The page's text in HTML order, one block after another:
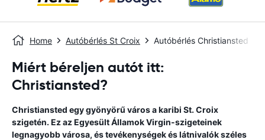
Home Autóbérlés St Croix Autóbérlés Christiansted
Miért béreljen autót itt:
Christiansted?
Christiansted egy gyönyörű város a karibi St. Croix
szigetén. Ez az Egyesült Államok Virgin-szigeteinek
legnagyobb városa, és tevékenységek és látnivalók széles